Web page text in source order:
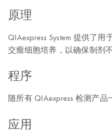
原理
QIAexpress System 提供了
交瘤细胞培养，以确保制剂
程序
随所有 QIAexpress 检测产品
应用